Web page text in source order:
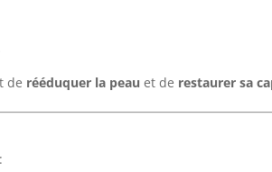
de rééduquer la peau et de restaurer sa